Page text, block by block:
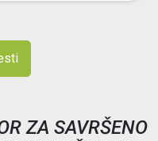
ZA SAVRŠENO